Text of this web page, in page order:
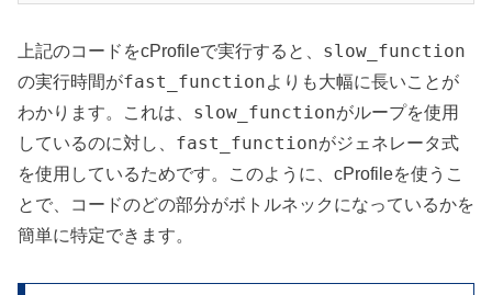
上記のコードをcProfileで実行すると、 slow_function
の実行時間がfast_functionよりも大幅に長いことが
わかります。これは、 slow_functionがループを使用
しているのに対し、 fast_functionがジェネレータ式
を使用しているためです。このように、cProfileを使うこ
とで、コードのどの部分がボトルネックになっているかを
簡単に特定できます。